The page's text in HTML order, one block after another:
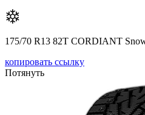
175/70 R13 82T CORDIANT
копировать ссылку
Потянуть